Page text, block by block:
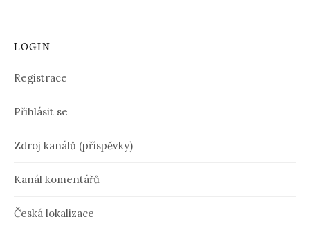
LOGIN
Registrace
Přihlásit se
Zdroj kanálů (příspěvky)
Kanál komentářů
Česká lokalizace